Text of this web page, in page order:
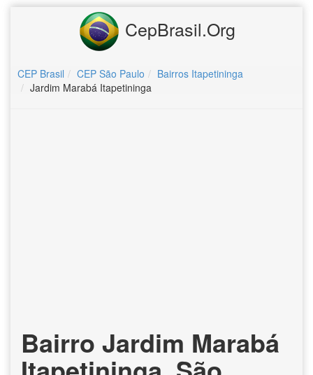
CepBrasil.Org
CEP Brasil CEP São Paulo
Bairros Itapetininga
Jardim Marabá Itapetininga
Bairro Jardim Marabá